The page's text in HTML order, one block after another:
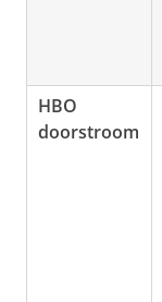
HBO
doorstroom